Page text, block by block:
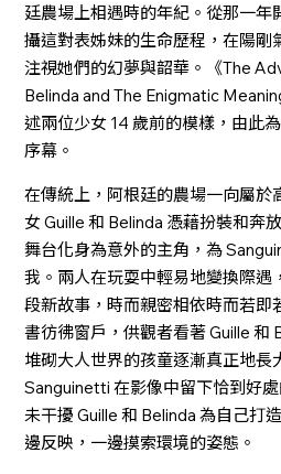
廷農場上相遇時的年紀。從那一年
攝這對表姊妹的生命歷程，在陽剛
注視她們的幻夢與韶華。《The
Belinda and The Enigmatic
述兩位少女 14 歲前的模樣，由此
序幕。
在傳統上，阿根廷的農場一向屬於
女 Guille 和 Belinda 憑藉扮裝和奔
舞台化身為意外的主角，為
我。兩人在玩耍中輕易地變換際遇
段新故事，時而親密相依時而若即
書彷彿窗戶，供觀者看著 Guille 和
堆砌大人世界的孩童逐漸真正地長
Sanguinetti 在影像中留下恰到好
未干擾 Guille 和 Belinda 為自己打
邊反映，一邊摸索環境的姿態。